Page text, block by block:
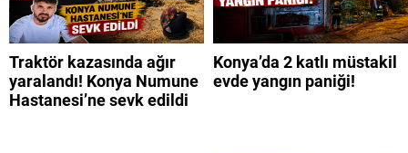
Traktör kazasında ağır
yaralandı! Konya Numune
Hastanesi’ne sevk edildi
Konya’da 2 katlı müstakil
evde yangın paniği!